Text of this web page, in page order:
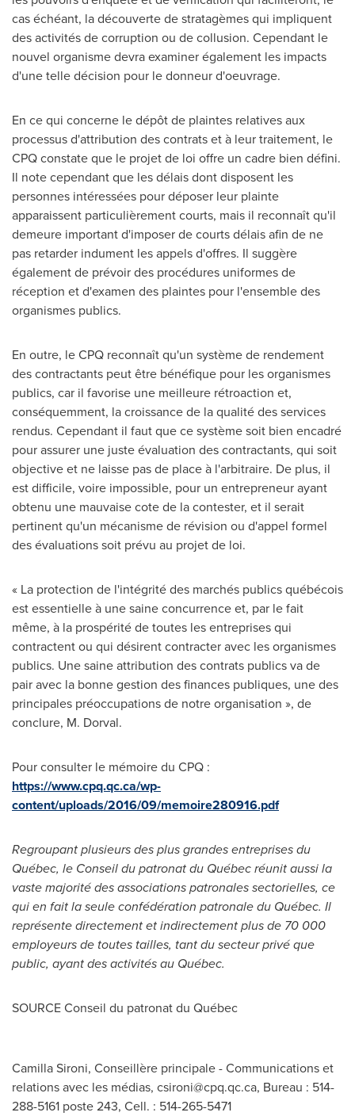
cas échéant, la découverte de stratagèmes qui impliquent
des activités de corruption ou de collusion. Cependant le
nouvel organisme devra examiner également les impacts
d'une telle décision pour le donneur d'oeuvrage.
En ce qui concerne le dépôt de plaintes relatives aux
processus d'attribution des contrats et à leur traitement, le
CPQ constate que le projet de loi offre un cadre bien défini.
Il note cependant que les délais dont disposent les
personnes intéressées pour déposer leur plainte
apparaissent particulièrement courts, mais il reconnaît qu'il
demeure important d'imposer de courts délais afin de ne
pas retarder indument les appels d'offres. Il suggère
également de prévoir des procédures uniformes de
réception et d'examen des plaintes pour l'ensemble des
organismes publics.
En outre, le CPQ reconnaît qu'un système de rendement
des contractants peut être bénéfique pour les organismes
publics, car il favorise une meilleure rétroaction et,
conséquemment, la croissance de la qualité des services
rendus. Cependant il faut que ce système soit bien encadré
pour assurer une juste évaluation des contractants, qui soit
objective et ne laisse pas de place à l'arbitraire. De plus, il
est difficile, voire impossible, pour un entrepreneur ayant
obtenu une mauvaise cote de la contester, et il serait
pertinent qu'un mécanisme de révision ou d'appel formel
des évaluations soit prévu au projet de loi.
« La protection de l'intégrité des marchés publics québécois
est essentielle à une saine concurrence et, par le fait
même, à la prospérité de toutes les entreprises qui
contractent ou qui désirent contracter avec les organismes
publics. Une saine attribution des contrats publics va de
pair avec la bonne gestion des finances publiques, une des
principales préoccupations de notre organisation », de
conclure, M. Dorval.
Pour consulter le mémoire du CPQ :
https://www.cpq.qc.ca/wp-
content/uploads/2016/09/memoire280916.pdf
Regroupant plusieurs des plus grandes entreprises du
Québec, le Conseil du patronat du Québec réunit aussi la
vaste majorité des associations patronales sectorielles, ce
qui en fait la seule confédération patronale du Québec. Il
représente directement et indirectement plus de 70 000
employeurs de toutes tailles, tant du secteur privé que
public, ayant des activités au Québec.
SOURCE Conseil du patronat du Québec
Camilla Sironi, Conseillère principale - Communications et
relations avec les médias, csironi@cpq.qc.ca, Bureau : 514-
288-5161 poste 243, Cell. : 514-265-5471